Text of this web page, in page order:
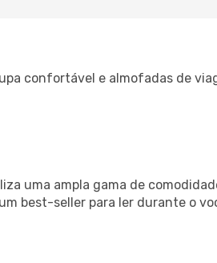
confortável e almofadas de
uma ampla gama de
best-seller para ler durante o